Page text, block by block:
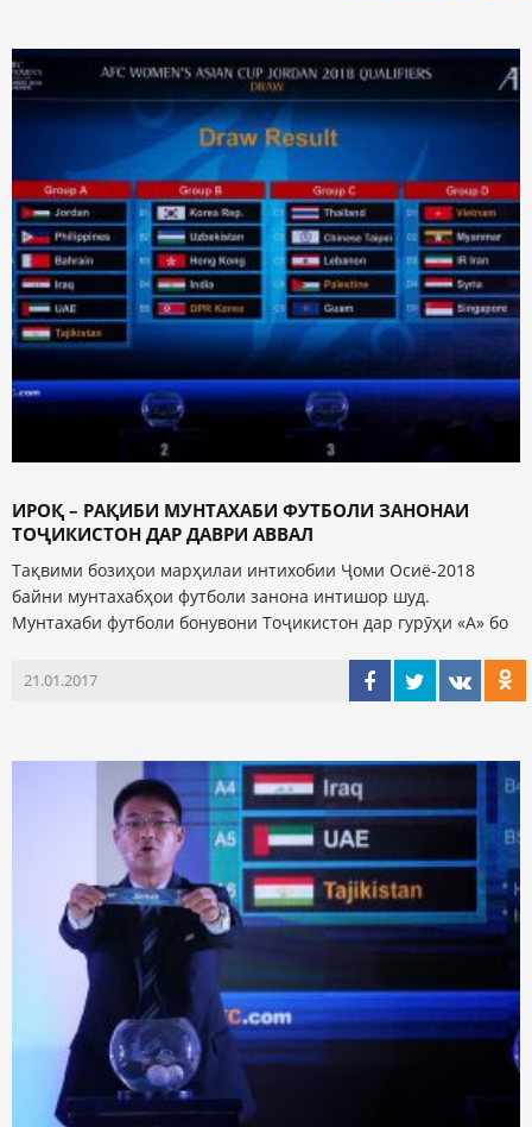
ИРОҚ – РАҚИБИ МУНТАХАБИ ФУТБОЛИ ЗАНОНАИ
ТОҶИКИСТОН ДАР ДАВРИ АВВАЛ
Тақвими бозиҳои марҳилаи интихобии Ҷоми Осиё-2018
байни мунтахабҳои футболи занона интишор шуд.
Мунтахаби футболи бонувони Тоҷикистон дар гурӯҳи «А» бо
21.01.2017